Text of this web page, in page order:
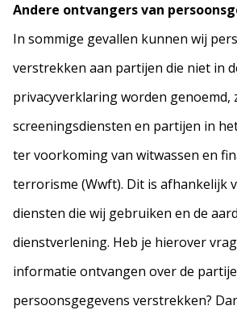
Andere ontvangers van
In sommige gevallen kunnen wij
verstrekken aan partijen die niet in
privacyverklaring worden genoemd,
screeningsdiensten en partijen in
ter voorkoming van witwassen en
terrorisme (Wwft). Dit is afhankelijk
diensten die wij gebruiken en de
dienstverlening. Heb je hierover
informatie ontvangen over de
persoonsgegevens verstrekken?